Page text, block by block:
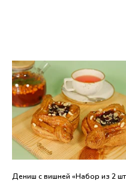
Дениш с вишней «Набор из 2